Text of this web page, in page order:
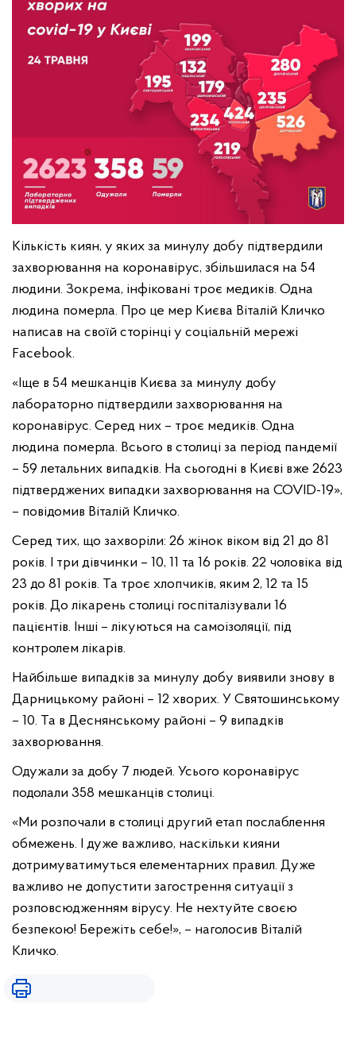
Кількість киян, у яких за минулу добу підтвердили
захворювання на коронавірус, збільшилася на 54
людини. Зокрема, інфіковані троє медиків. Одна
людина померла. Про це мер Києва Віталій Кличко
написав на своїй сторінці у соціальній мережі
Facebook.
«Іще в 54 мешканців Києва за минулу добу
лабораторно підтвердили захворювання на
коронавірус. Серед них – троє медиків. Одна
людина померла. Всього в столиці за період пандемії
– 59 летальних випадків. На сьогодні в Києві вже 2623
підтверджених випадки захворювання на COVID-19»,
– повідомив Віталій Кличко.
Серед тих, що захворіли: 26 жінок віком від 21 до 81
років. І три дівчинки – 10, 11 та 16 років. 22 чоловіка від
23 до 81 років. Та троє хлопчиків, яким 2, 12 та 15
рокiв. До лікарень столиці госпіталізували 16
пацієнтів. Інші – лікуються на самоізоляції, під
контролем лікарів.
Найбільше випадків за минулу добу виявили знову в
Дарницькому районі – 12 хворих. У Святошинському
– 10. Та в Деснянському районі – 9 випадків
захворювання.
Одужали за добу 7 людей. Усього коронавірус
подолали 358 мешканців столиці.
«Ми розпочали в столиці другий етап послаблення
обмежень. І дуже важливо, наскільки кияни
дотримуватимуться елементарних правил. Дуже
важливо не допустити загострення ситуації з
розповсюдженням вірусу. Не нехтуйте своєю
безпекою! Бережіть себе!», – наголосив Віталій
Кличко.